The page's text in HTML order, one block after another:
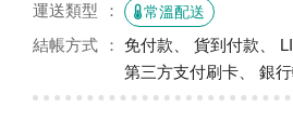
運送類型
常溫配送
結帳方式
免付款、 貨到付款、
第三方支付刷卡、 銀